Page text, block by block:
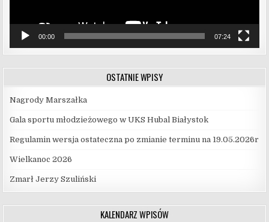
00:00 07:24
OSTATNIE WPISY
Nagrody Marszałka
Gala sportu młodzieżowego w UKS Hubal Białystok
Regulamin wersja ostateczna po zmianie terminu na 19.05.2026r
Wielkanoc 2026
Zmarł Jerzy Szuliński
KALENDARZ WPISÓW